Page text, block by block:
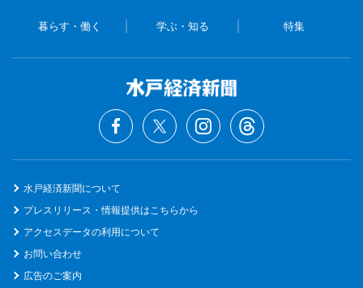
暮らす・働く 学ぶ・知る 特集
水戸経済新聞について
プレスリリース・情報提供はこちらから
アクセスデータの利用について
お問い合わせ
広告のご案内